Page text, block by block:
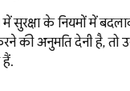
सुरक्षा के नियमों में
की अनुमति देनी है,
हैं.